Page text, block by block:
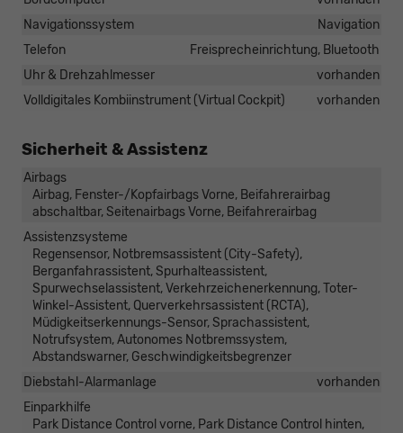
Navigationssystem
Navigation
Telefon
Freisprecheinrichtung, Bluetooth
Uhr & Drehzahlmesser
vorhanden
Volldigitales Kombiinstrument (Virtual Cockpit)
vorhanden
Sicherheit & Assistenz
Airbags
Airbag, Fenster-/Kopfairbags Vorne, Beifahrerairbag
abschaltbar, Seitenairbags Vorne, Beifahrerairbag
Assistenzsysteme
Regensensor, Notbremsassistent (City-Safety),
Berganfahrassistent, Spurhalteassistent,
Spurwechselassistent, Verkehrzeichenerkennung, Toter-
Winkel-Assistent, Querverkehrsassistent (RCTA),
Müdigkeitserkennungs-Sensor, Sprachassistent,
Notrufsystem, Autonomes Notbremssystem,
Abstandswarner, Geschwindigkeitsbegrenzer
Diebstahl-Alarmanlage
vorhanden
Einparkhilfe
Park Distance Control vorne, Park Distance Control hinten,